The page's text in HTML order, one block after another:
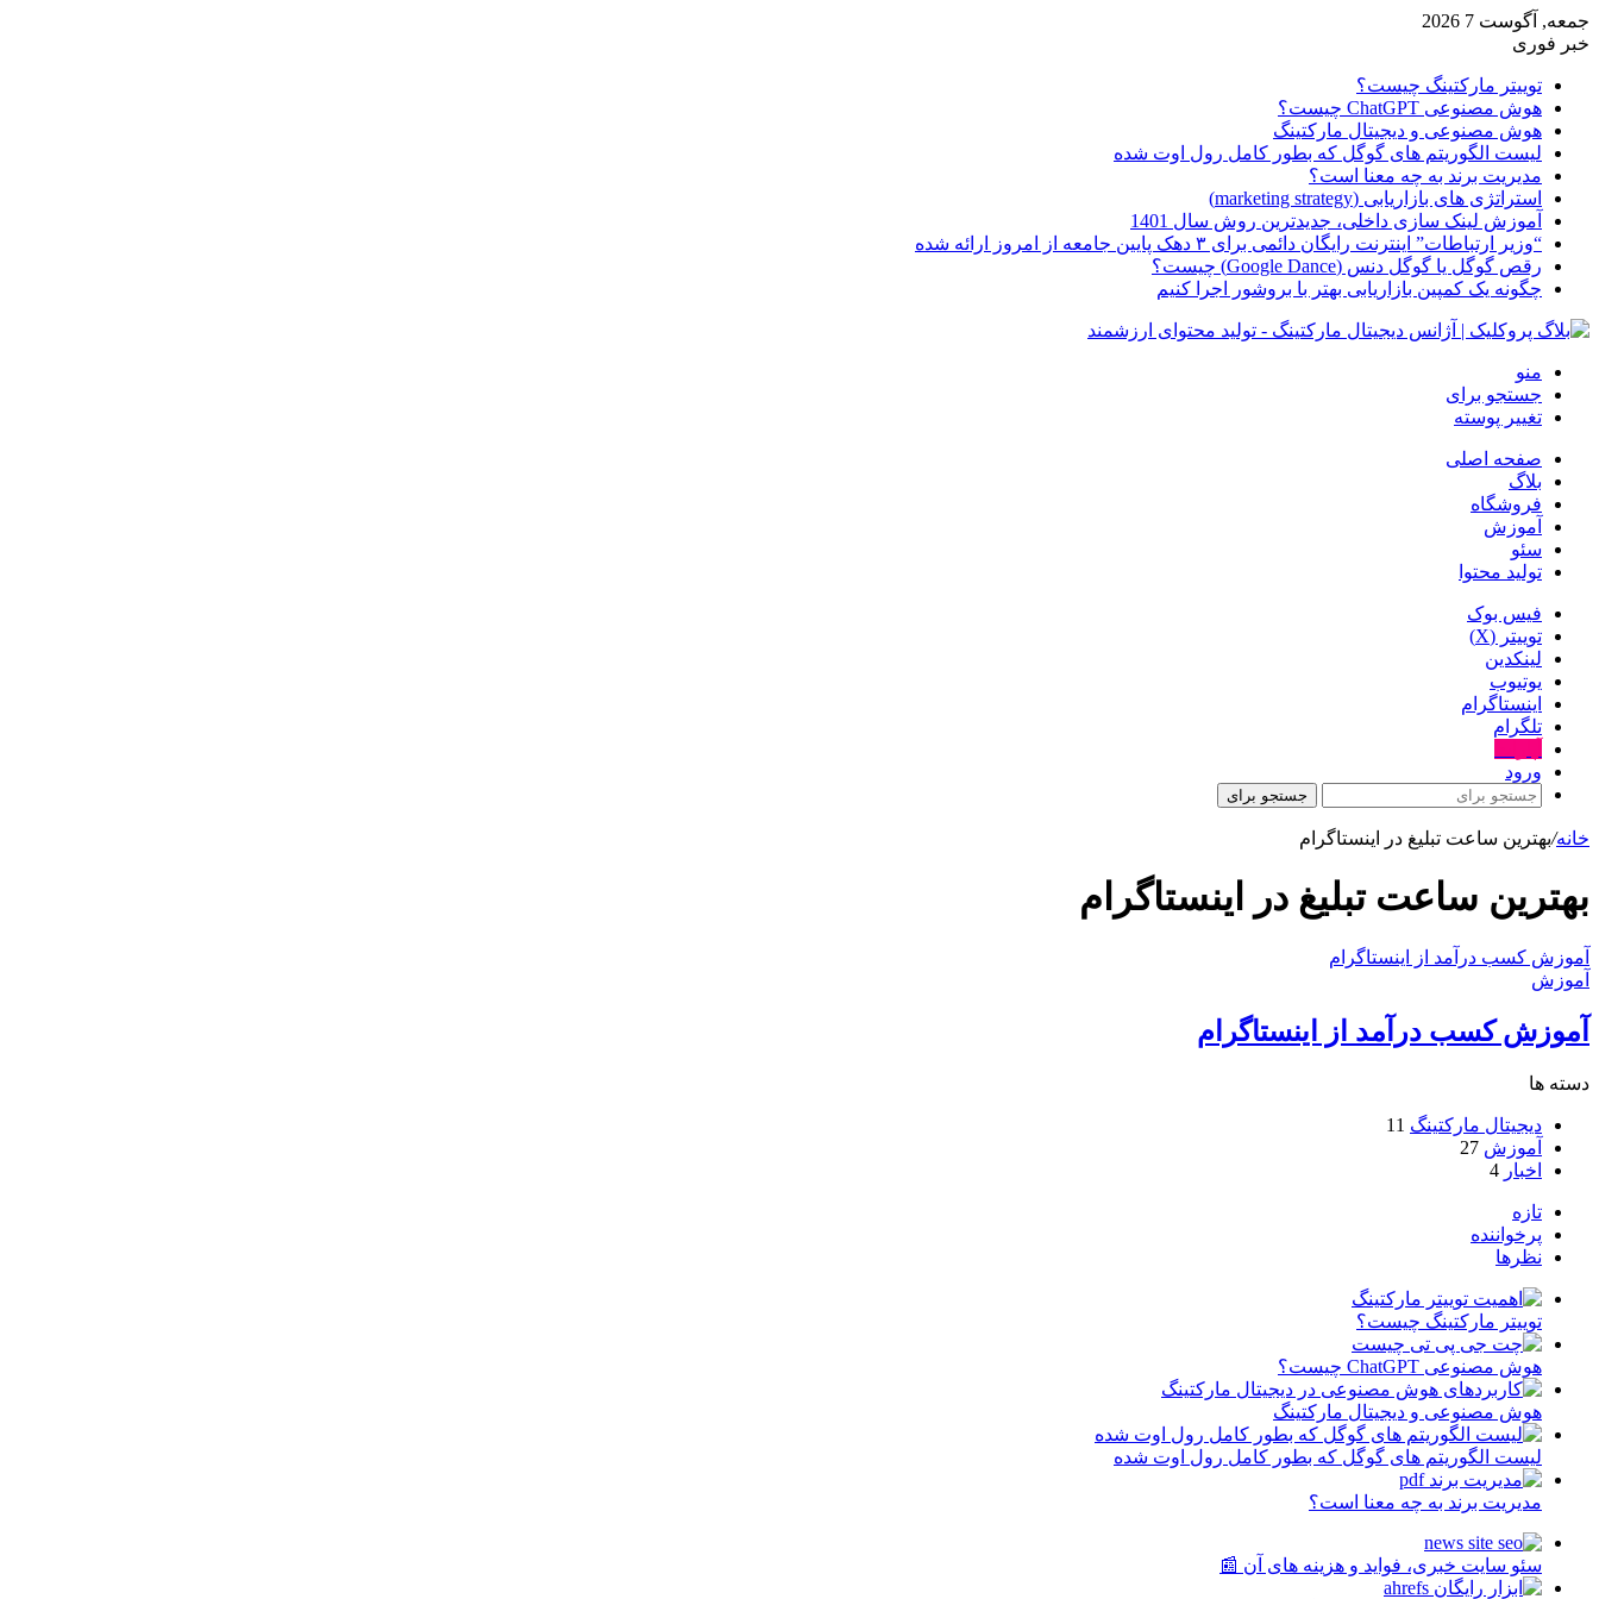
جمعه, آگوست 7 2026
خبر فوری
توییتر مارکتینگ چیست؟
هوش مصنوعی ChatGPT چیست؟
هوش مصنوعی و دیجیتال مارکتینگ
لیست الگوریتم های گوگل که بطور کامل رول اوت شده
مدیریت برند به چه معنا است؟
استراتژی های بازاریابی (marketing strategy)
آموزش لینک سازی داخلی، جدیدترین روش سال 1401
“وزیر ارتباطات” اینترنت رایگان دائمی برای ۳ دهک پایین جامعه از امروز ارائه شده
رقص گوگل یا گوگل دنس (Google Dance) چیست؟
چگونه یک کمپین بازاریابی بهتر با بروشور اجرا کنیم
منو
جستجو برای
تغییر پوسته
صفحه اصلی
بلاگ
فروشگاه
آموزش
سئو
تولید محتوا
فیس بوک
توییتر (X)
لینکدین
یوتیوب
اینستاگرام
تلگرام
ورود
جستجو برای
خانه/بهترین ساعت تبلیغ در اینستاگرام
بهترین ساعت تبلیغ در اینستاگرام
آموزش کسب درآمد از اینستاگرام
آموزش
آموزش کسب درآمد از اینستاگرام
دسته ها
دیجیتال مارکتینگ 11
آموزش 27
اخبار 4
تازه
پرخواننده
نظرها
توییتر مارکتینگ چیست؟
هوش مصنوعی ChatGPT چیست؟
هوش مصنوعی و دیجیتال مارکتینگ
لیست الگوریتم های گوگل که بطور کامل رول اوت شده
مدیریت برند به چه معنا است؟
سئو سایت خبری، فواید و هزینه های آن 📰